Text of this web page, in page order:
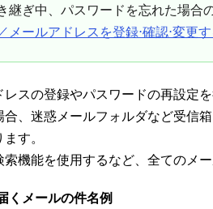
継ぎ中、パスワードを忘れた場合
メールアドレスを登録⋅確認⋅変更
レスの登録やパスワードの再設定
合、迷惑メールフォルダなど受信
す。
索機能を使用するなど、全てのメ
くメールの件名例